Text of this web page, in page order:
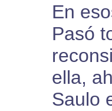
En
Pasó
ella,
Saulo